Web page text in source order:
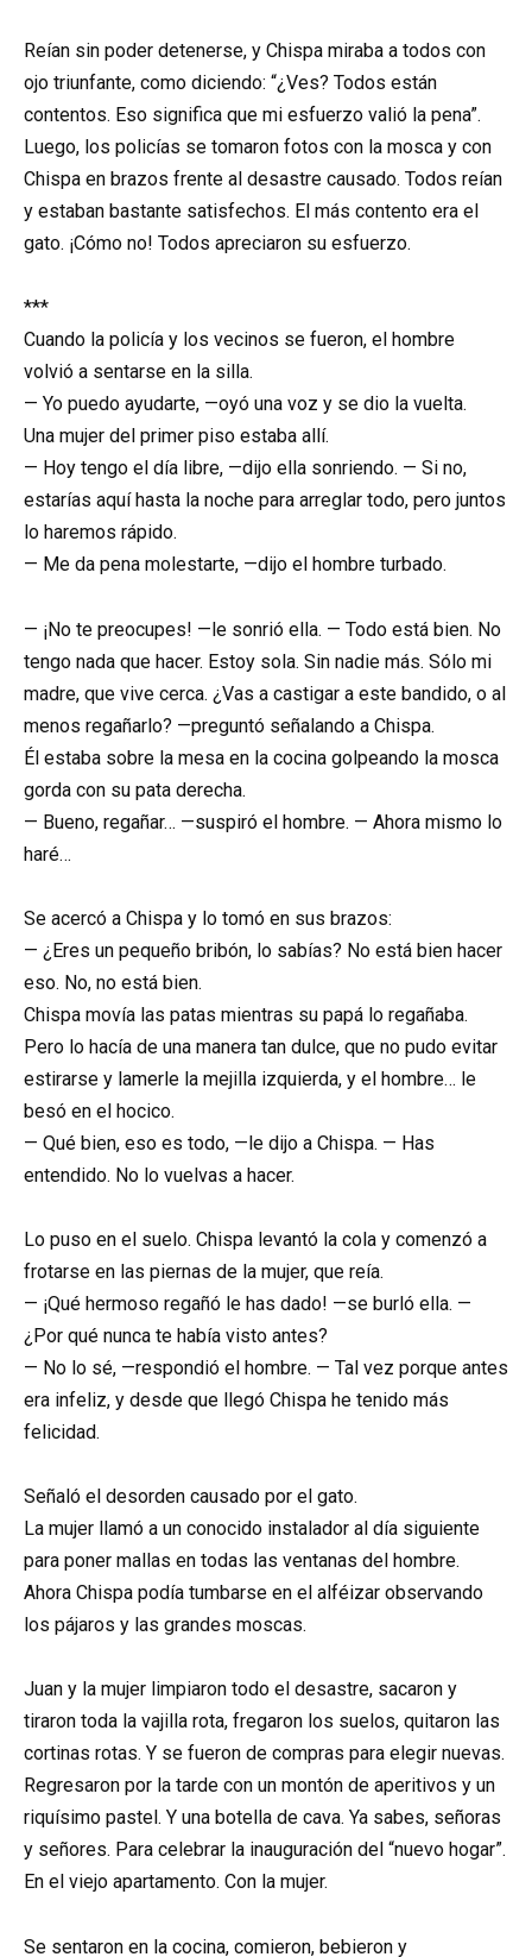
Reían sin poder detenerse, y Chispa miraba a todos con
ojo triunfante, como diciendo: “¿Ves? Todos están
contentos. Eso significa que mi esfuerzo valió la pena”.
Luego, los policías se tomaron fotos con la mosca y con
Chispa en brazos frente al desastre causado. Todos reían
y estaban bastante satisfechos. El más contento era el
gato. ¡Cómo no! Todos apreciaron su esfuerzo.
***
Cuando la policía y los vecinos se fueron, el hombre
volvió a sentarse en la silla.
— Yo puedo ayudarte, —oyó una voz y se dio la vuelta.
Una mujer del primer piso estaba allí.
— Hoy tengo el día libre, —dijo ella sonriendo. — Si no,
estarías aquí hasta la noche para arreglar todo, pero juntos
lo haremos rápido.
— Me da pena molestarte, —dijo el hombre turbado.
— ¡No te preocupes! —le sonrió ella. — Todo está bien. No
tengo nada que hacer. Estoy sola. Sin nadie más. Sólo mi
madre, que vive cerca. ¿Vas a castigar a este bandido, o al
menos regañarlo? —preguntó señalando a Chispa.
Él estaba sobre la mesa en la cocina golpeando la mosca
gorda con su pata derecha.
— Bueno, regañar… —suspiró el hombre. — Ahora mismo lo
haré…
Se acercó a Chispa y lo tomó en sus brazos:
— ¿Eres un pequeño bribón, lo sabías? No está bien hacer
eso. No, no está bien.
Chispa movía las patas mientras su papá lo regañaba.
Pero lo hacía de una manera tan dulce, que no pudo evitar
estirarse y lamerle la mejilla izquierda, y el hombre… le
besó en el hocico.
— Qué bien, eso es todo, —le dijo a Chispa. — Has
entendido. No lo vuelvas a hacer.
Lo puso en el suelo. Chispa levantó la cola y comenzó a
frotarse en las piernas de la mujer, que reía.
— ¡Qué hermoso regañó le has dado! —se burló ella. —
¿Por qué nunca te había visto antes?
— No lo sé, —respondió el hombre. — Tal vez porque antes
era infeliz, y desde que llegó Chispa he tenido más
felicidad.
Señaló el desorden causado por el gato.
La mujer llamó a un conocido instalador al día siguiente
para poner mallas en todas las ventanas del hombre.
Ahora Chispa podía tumbarse en el alféizar observando
los pájaros y las grandes moscas.
Juan y la mujer limpiaron todo el desastre, sacaron y
tiraron toda la vajilla rota, fregaron los suelos, quitaron las
cortinas rotas. Y se fueron de compras para elegir nuevas.
Regresaron por la tarde con un montón de aperitivos y un
riquísimo pastel. Y una botella de cava. Ya sabes, señoras
y señores. Para celebrar la inauguración del “nuevo hogar”.
En el viejo apartamento. Con la mujer.
Se sentaron en la cocina, comieron, bebieron y